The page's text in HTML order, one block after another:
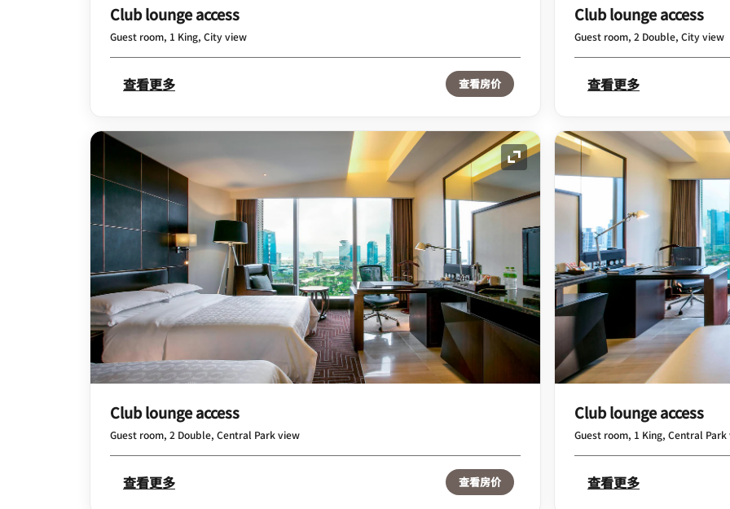
Club lounge access
Guest room, 1 King, City view
查看更多 查看房价
Club lounge access
Guest room, 2 Double, City view
查看更多
展开图标
Club lounge access
Guest room, 2 Double, Central Park view
查看更多 查看房价
Club lounge access
Guest room, 1 King, Central
查看更多